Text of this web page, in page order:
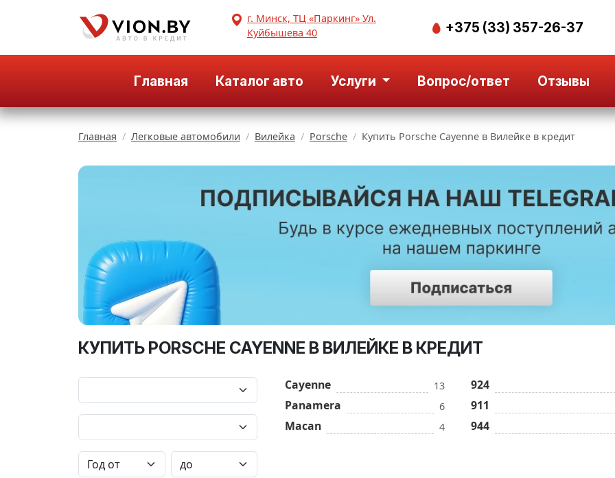
г. Минск, ТЦ «Паркинг» Ул.
Куйбышева 40
+375 (33) 357-26-37
Главная Каталог авто Услуги Вопрос/ответ Отзывы
Главная Легковые автомобили Вилейка Porsche Купить Porsche Cayenne в Вилейке в кредит
КУПИТЬ PORSCHE CAYENNE В ВИЛЕЙКЕ В КРЕДИТ
Cayenne 13
Panamera 6
Macan 4
924
911
944